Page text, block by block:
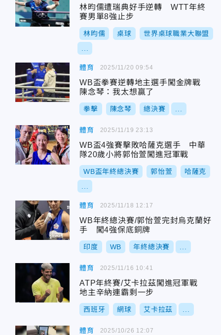
林昀儒遭瑞典好手逆轉 WTT年終
賽男單8強止步
林昀儒 桌球 世界桌球職業大聯盟
體育
WB盃拳賽逆轉地主選手闖金牌戰
陳念琴：我太想贏了
拳擊 陳念琴 總決賽
2025/11/20 09:54
體育
WB盃4強賽擊敗哈薩克選手 中華
隊20歲小將郭怡萱闖進冠軍戰
WB盃年終總決賽 郭怡萱 哈薩克
2025/11/19 23:13
體育
WB年終總決賽/郭怡萱完封烏克蘭好
手 闖4強保底銅牌
印度 WB 年終總決賽
2025/11/18 12:17
體育
ATP年終賽/艾卡拉茲闖進冠軍戰
地主辛納連霸剩一步
西班牙 網球 艾卡拉茲
2025/11/16 10:41
體育 2025/10/26 12:07